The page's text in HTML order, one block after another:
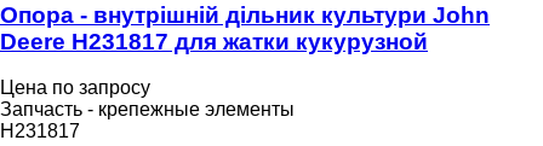
Опора - внутрішній дільник культури John
Deere H231817 для жатки кукурузной
Цена по запросу
Запчасть - крепежные элементы
H231817